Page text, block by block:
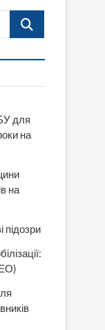
Поиск…
для
на
на
підозри